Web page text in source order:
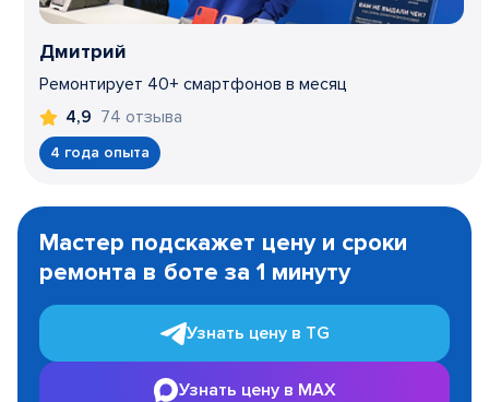
Дмитрий
Ремонтирует 40+ смартфонов в месяц
4,9 74 отзыва
4 года опыта
1
Мастер подскажет цену и сроки
ремонта в боте за 1 минуту
Узнать цену в TG
Узнать цену в MAX